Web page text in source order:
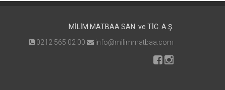
MİLİM MATBAA SAN. ve TİC. A.Ş.
0212 565 02 00
info@milimmatbaa.com